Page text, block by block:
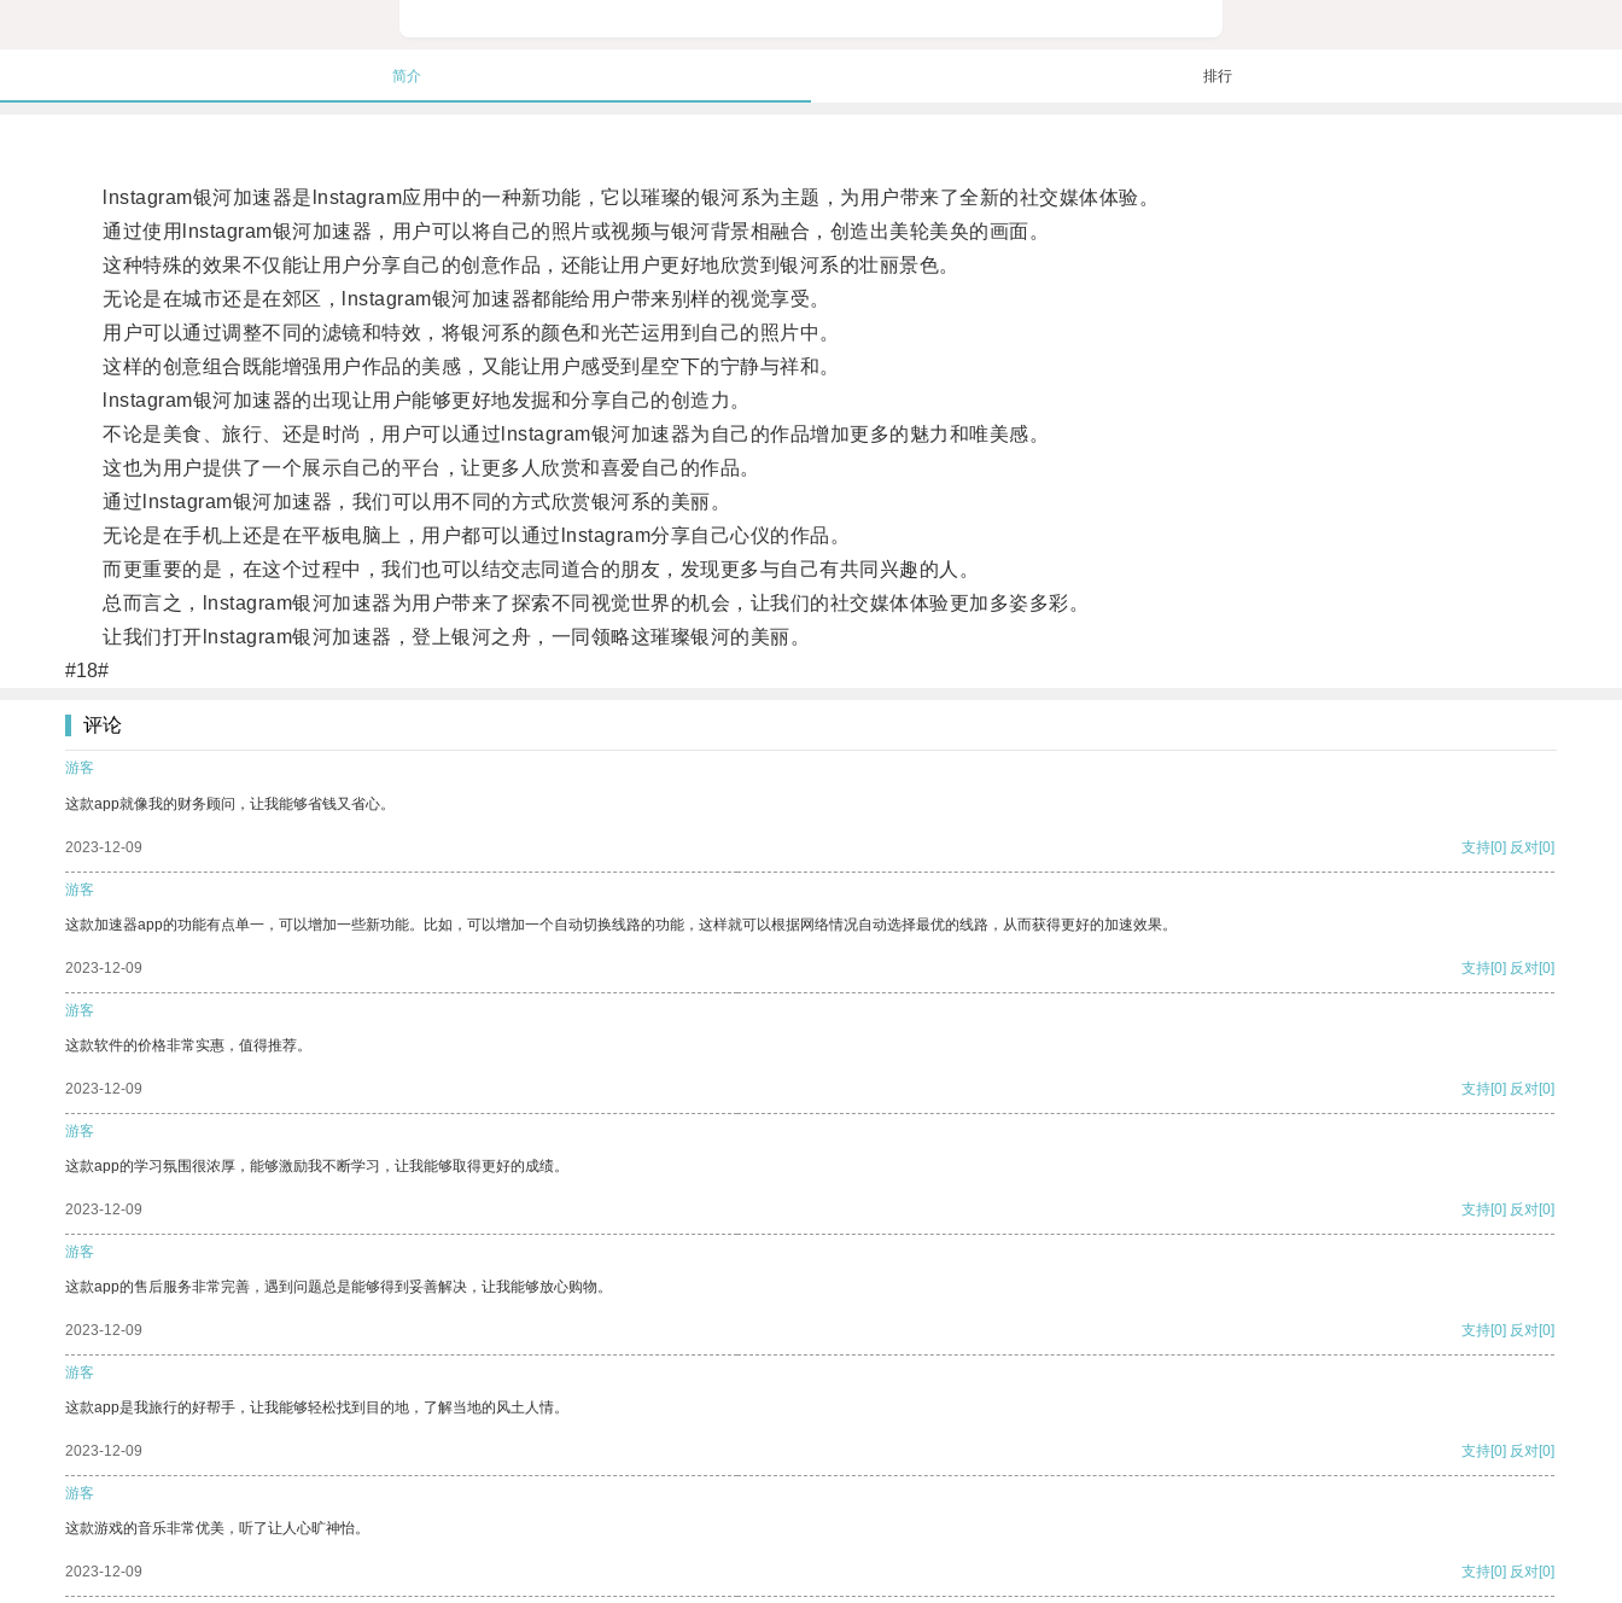
简介 排行
lnstagram银河加速器是lnstagram应用中的一种新功能，它以璀璨的银河系为主题，为用户带来了全新的社交媒体体验。
通过使用lnstagram银河加速器，用户可以将自己的照片或视频与银河背景相融合，创造出美轮美奂的画面。
这种特殊的效果不仅能让用户分享自己的创意作品，还能让用户更好地欣赏到银河系的壮丽景色。
无论是在城市还是在郊区，lnstagram银河加速器都能给用户带来别样的视觉享受。
用户可以通过调整不同的滤镜和特效，将银河系的颜色和光芒运用到自己的照片中。
这样的创意组合既能增强用户作品的美感，又能让用户感受到星空下的宁静与祥和。
lnstagram银河加速器的出现让用户能够更好地发掘和分享自己的创造力。
不论是美食、旅行、还是时尚，用户可以通过lnstagram银河加速器为自己的作品增加更多的魅力和唯美感。
这也为用户提供了一个展示自己的平台，让更多人欣赏和喜爱自己的作品。
通过lnstagram银河加速器，我们可以用不同的方式欣赏银河系的美丽。
无论是在手机上还是在平板电脑上，用户都可以通过lnstagram分享自己心仪的作品。
而更重要的是，在这个过程中，我们也可以结交志同道合的朋友，发现更多与自己有共同兴趣的人。
总而言之，lnstagram银河加速器为用户带来了探索不同视觉世界的机会，让我们的社交媒体体验更加多姿多彩。
让我们打开lnstagram银河加速器，登上银河之舟，一同领略这璀璨银河的美丽。
#18#
评论
游客
这款app就像我的财务顾问，让我能够省钱又省心。
2023-12-09 支持[0] 反对[0]
游客
这款加速器app的功能有点单一，可以增加一些新功能。比如，可以增加一个自动切换线路的功能，这样就可以根据网络情况自动选择最优的线路，从而获得更好的加速效果。
2023-12-09 支持[0] 反对[0]
游客
这款软件的价格非常实惠，值得推荐。
2023-12-09 支持[0] 反对[0]
游客
这款app的学习氛围很浓厚，能够激励我不断学习，让我能够取得更好的成绩。
2023-12-09 支持[0] 反对[0]
游客
这款app的售后服务非常完善，遇到问题总是能够得到妥善解决，让我能够放心购物。
2023-12-09 支持[0] 反对[0]
游客
这款app是我旅行的好帮手，让我能够轻松找到目的地，了解当地的风土人情。
2023-12-09 支持[0] 反对[0]
游客
这款游戏的音乐非常优美，听了让人心旷神怡。
2023-12-09 支持[0] 反对[0]